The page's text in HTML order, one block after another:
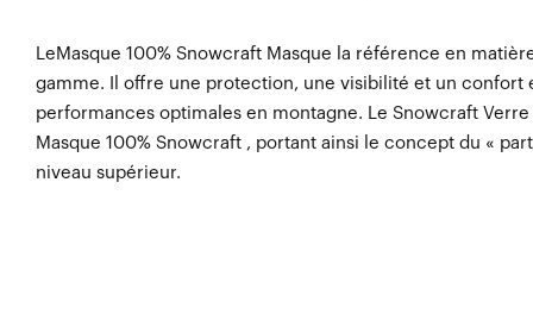
LeMasque 100% Snowcraft Masque la référence en
gamme. Il offre une protection, une visibilité et un confort
performances optimales en montagne. Le Snowcraft
Masque 100% Snowcraft , portant ainsi le concept du «
niveau supérieur.